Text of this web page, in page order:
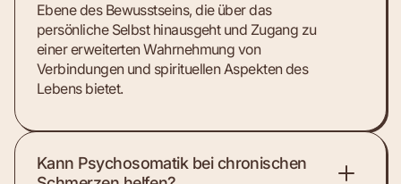
Ebene des Bewusstseins, die über das
persönliche Selbst hinausgeht und Zugang zu
einer erweiterten Wahrnehmung von
Verbindungen und spirituellen Aspekten des
Lebens bietet.
Kann Psychosomatik bei chronischen